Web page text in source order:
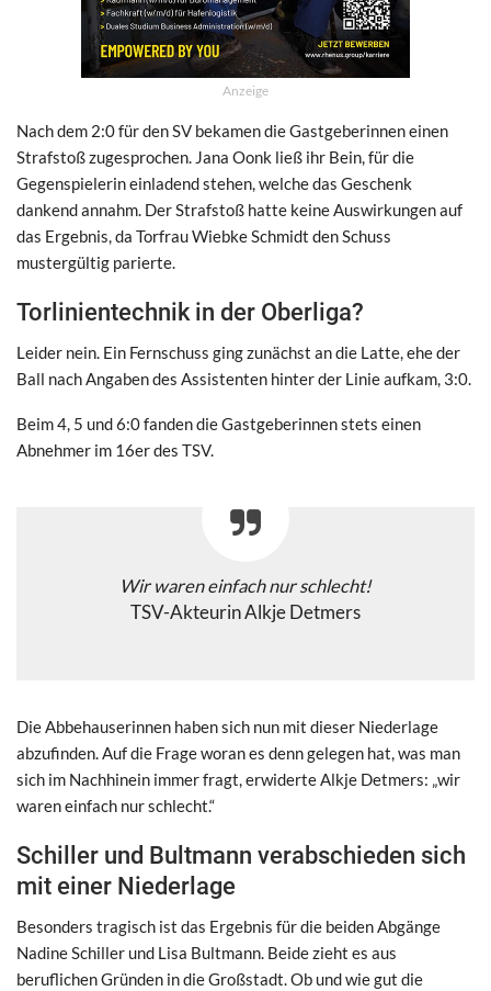
Anzeige
Nach dem 2:0 für den SV bekamen die Gastgeberinnen einen
Strafstoß zugesprochen. Jana Oonk ließ ihr Bein, für die
Gegenspielerin einladend stehen, welche das Geschenk
dankend annahm. Der Strafstoß hatte keine Auswirkungen auf
das Ergebnis, da Torfrau Wiebke Schmidt den Schuss
mustergültig parierte.
Torlinientechnik in der Oberliga?
Leider nein. Ein Fernschuss ging zunächst an die Latte, ehe der
Ball nach Angaben des Assistenten hinter der Linie aufkam, 3:0.
Beim 4, 5 und 6:0 fanden die Gastgeberinnen stets einen
Abnehmer im 16er des TSV.
Wir waren einfach nur schlecht!
TSV-Akteurin Alkje Detmers
Die Abbehauserinnen haben sich nun mit dieser Niederlage
abzufinden.Auf die Frage woran es denn gelegen hat, was man
sich im Nachhinein immer fragt, erwiderte Alkje Detmers: „wir
waren einfach nur schlecht.“
Schiller und Bultmann verabschieden sich
mit einer Niederlage
Besonders tragisch ist das Ergebnis für die beiden Abgänge
Nadine Schiller und Lisa Bultmann. Beide zieht es aus
beruflichen Gründen in die Großstadt.Ob und wie gut die